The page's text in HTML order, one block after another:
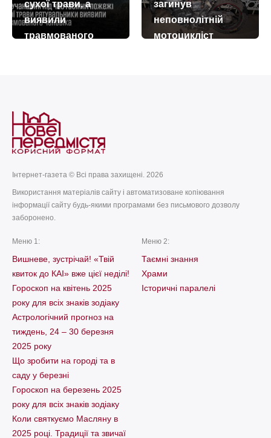
сухої трави, а
виявили
травмованого
загинув
неповнолітній
мотоцикліст
Інтернет-газета © Всі права захищені. 2026
Використання матеріалів сайту і автоматизоване копіювання
інформації сайту будь-якими програмами без письмового дозволу
заборонено.
Меню 1:
Вишневе, зустрічай! «Твій
квиток до КАІ» вже цієї неділі!
Гороскоп на квітень 2025
року для всіх знаків зодіаку
Астрологічний прогноз на
тиждень, 24 – 30 березня
2025 року
Що зробити на городі та в
саду у березні
Гороскоп на березень 2025
року для всіх знаків зодіаку
Коли святкуємо Масляну в
2025 році. Традиції та звичаї
Меню 2:
Таємні знання
Храми
Історичні паралелі